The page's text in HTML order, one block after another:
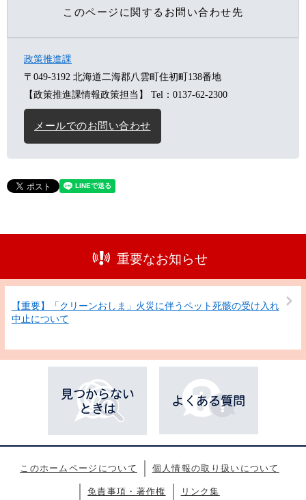
このページに関するお問い合わせ先
政策推進課
〒049-3192 北海道二海郡八雲町住初町138番地
【政策推進課情報政策担当】
Tel：0137-62-2300
メールでのお問い合わせ
重要なお知らせ
【重要】「クリーンおしま」火災に伴うペット死骸の受け入れ
中止について
このホームページについて 個人情報の取り扱いについて
免責事項・著作権 リンク集